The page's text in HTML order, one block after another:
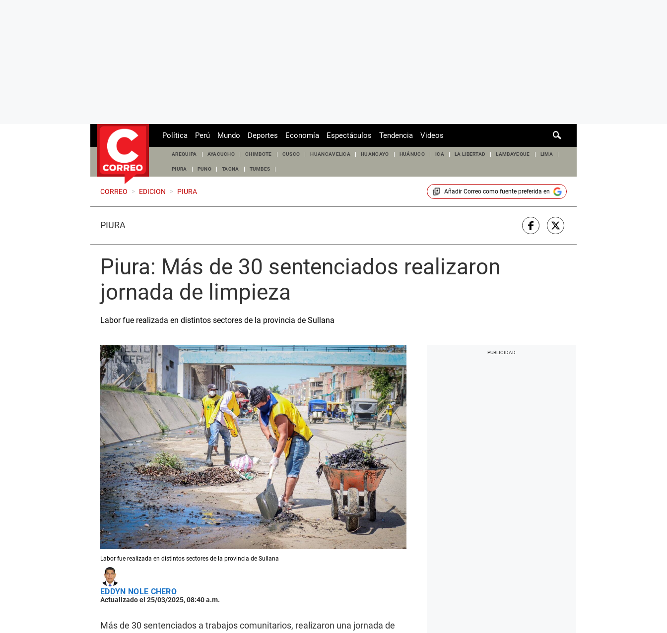
de
Política Perú Mundo Deportes Economía Espectáculos Tendencia Videos
AREQUIPA AYACUCHO CHIMBOTE CUSCO HUANCAVELICA HUANCAYO HUÁNUCO ICA LA LIBERTAD LAMBAYEQUE LIMA
PIURA PUNO TACNA TUMBES
CORREO > EDICION > PIURA Añadir Correocomo fuente preferida en
PIURA
Piura: Más de 30 sentenciados realizaron
jornada de limpieza
Labor fue realizada en distintos sectores de la provincia de Sullana
Labor fue realizada en distintos sectores de la provincia de Sullana
EDDYN NOLE CHERO
Actualizado el 25/03/2025, 08:40 a.m.
Más de 30 sentenciados a trabajos comunitarios, realizaron una jornada de